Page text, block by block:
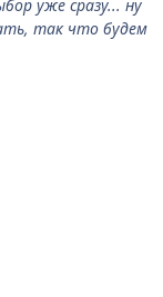
уже сразу... ну
так что будем